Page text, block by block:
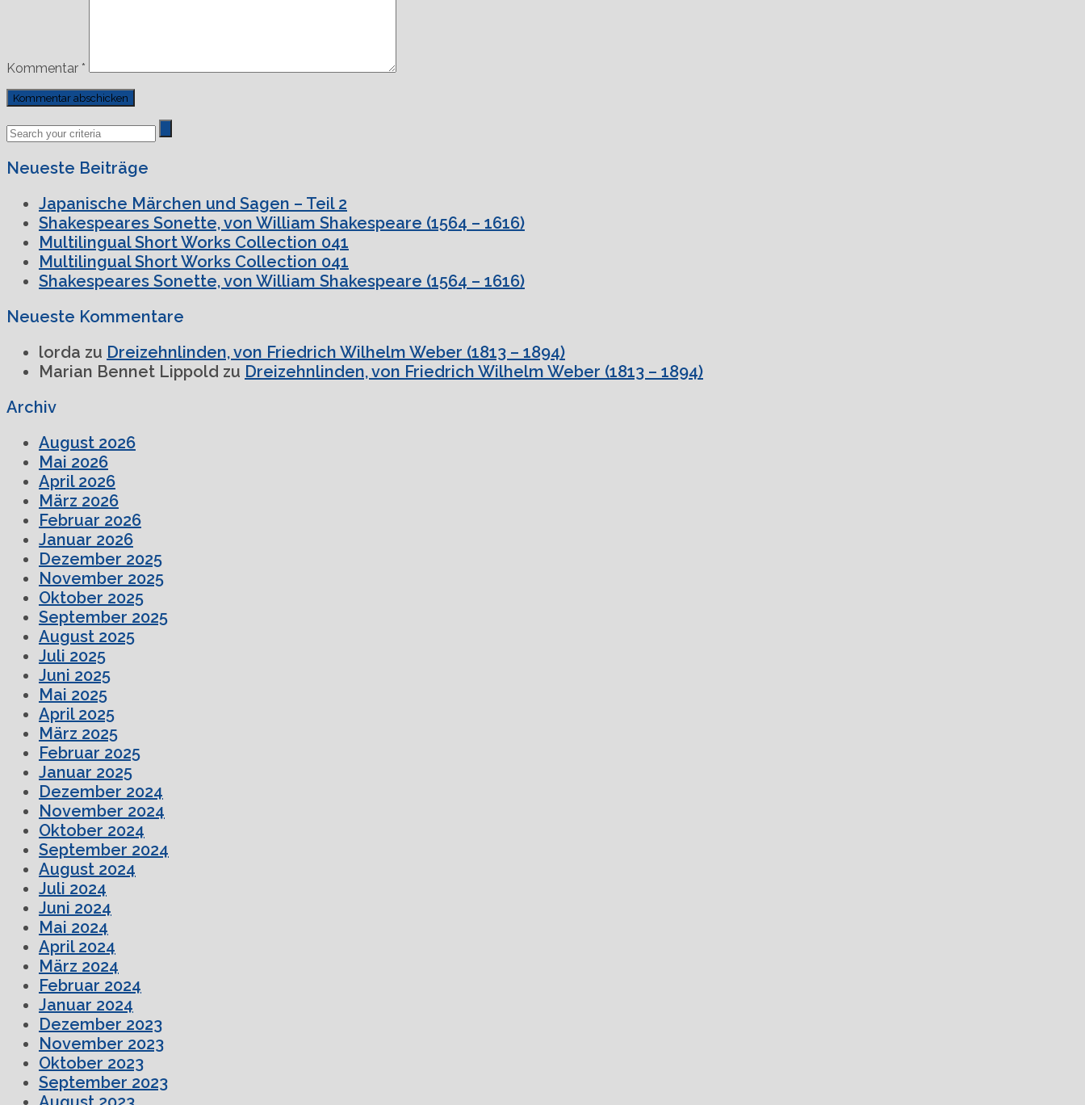
Kommentar *
Previous
Post
Next
Post
Neueste Beiträge
Japanische Märchen und Sagen – Teil 2
Shakespeares Sonette, von William Shakespeare (1564 – 1616)
Multilingual Short Works Collection 041
Multilingual Short Works Collection 041
Shakespeares Sonette, von William Shakespeare (1564 – 1616)
Neueste Kommentare
lorda zu Dreizehnlinden, von Friedrich Wilhelm Weber (1813 – 1894)
Marian Bennet Lippold zu Dreizehnlinden, von Friedrich Wilhelm Weber (1813 – 1894)
Archiv
August 2026
Mai 2026
April 2026
März 2026
Februar 2026
Januar 2026
Dezember 2025
November 2025
Oktober 2025
September 2025
August 2025
Juli 2025
Juni 2025
Mai 2025
April 2025
März 2025
Februar 2025
Januar 2025
Dezember 2024
November 2024
Oktober 2024
September 2024
August 2024
Juli 2024
Juni 2024
Mai 2024
April 2024
März 2024
Februar 2024
Januar 2024
Dezember 2023
November 2023
Oktober 2023
September 2023